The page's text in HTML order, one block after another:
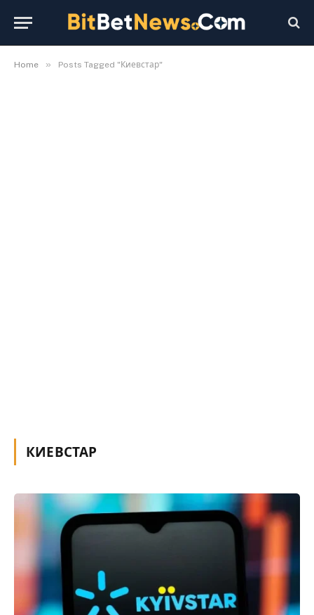
Home » Posts Tagged "Киевстар"
КИЕВСТАР